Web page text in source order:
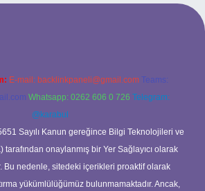
E-mail: backlinkpaneli@gmail.com Teams:
Whatsapp: 0262 606 0 726 Telegram:
@karabul
Sayılı Kanun gereğince Bilgi Teknolojileri ve
tarafından onaylanmış bir Yer Sağlayıcı olarak
Bu nedenle, sitedeki içerikleri proaktif olarak
yükümlülüğümüz bulunmamaktadır. Ancak,